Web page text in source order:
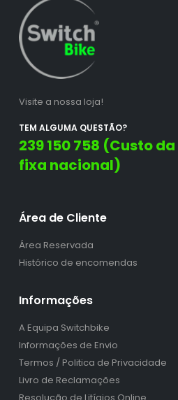
Visite a nossa loja!
TEM ALGUMA QUESTÃO?
239 150 758 (Custo
fixa nacional)
Área de Cliente
Área Reservada
Histórico de encomendas
Informações
A Equipa Switchbike
Informações de Envio
Termos / Politica de Privacidade
Livro de Reclamações